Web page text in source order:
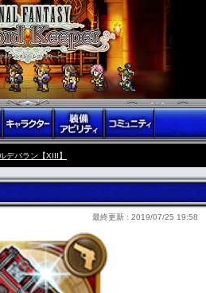
デバラン【XIII】
最終更新 : 2019/07/25 19:58